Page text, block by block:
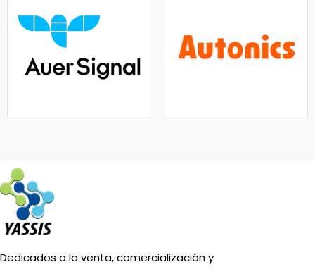
Dedicados a la venta, comercialización y